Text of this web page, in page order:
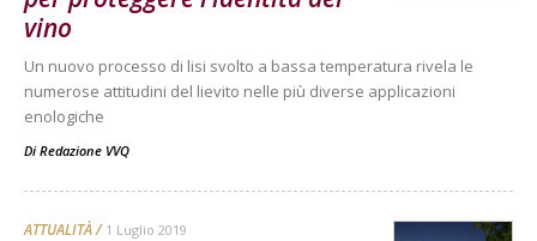
vino
Un nuovo processo di lisi svolto a bassa temperatura rivela le
numerose attitudini del lievito nelle più diverse applicazioni
enologiche
Di Redazione VVQ
ATTUALITÀ 1 Luglio 2019